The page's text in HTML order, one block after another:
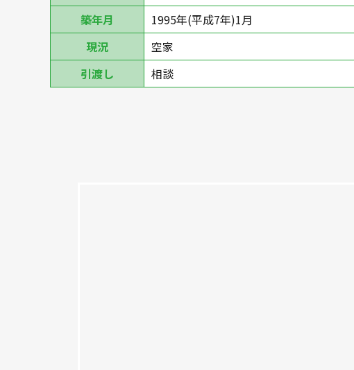
築年月
1995年(平成7年)1月
現況
空家
引渡し
相談